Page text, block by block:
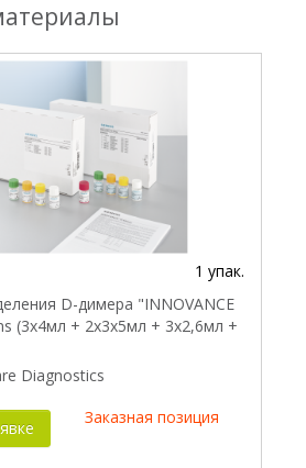
1 упак.
D-димера "INNOVANCE
(3х4мл + 2x3х5мл + 3х2,6мл +
Diagnostics
Заказная позиция